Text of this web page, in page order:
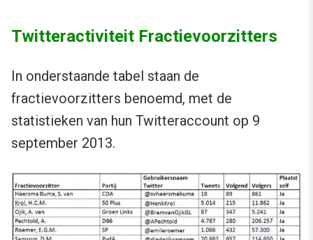
Twitteractiviteit Fractievoorzitters
In onderstaande tabel staan de
fractievoorzitters benoemd, met de
statistieken van hun Twitteraccount op 9
september 2013.